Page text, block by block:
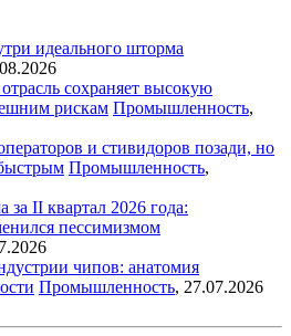
идеального шторма
сохраняет высокую
рискам Промышленность,
и стивидоров позади, но
Промышленность,
за II квартал 2026 года:
пессимизмом
чипов: анатомия
Промышленность, 27.07.2026